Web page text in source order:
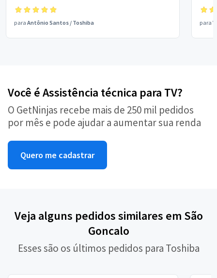
para Antônio Santos / Toshiba para
Você é Assistência técnica para TV?
O GetNinjas recebe mais de 250 mil pedidos
por mês e pode ajudar a aumentar sua renda
Quero me cadastrar
Veja alguns pedidos similares em São
Goncalo
Esses são os últimos pedidos para Toshiba